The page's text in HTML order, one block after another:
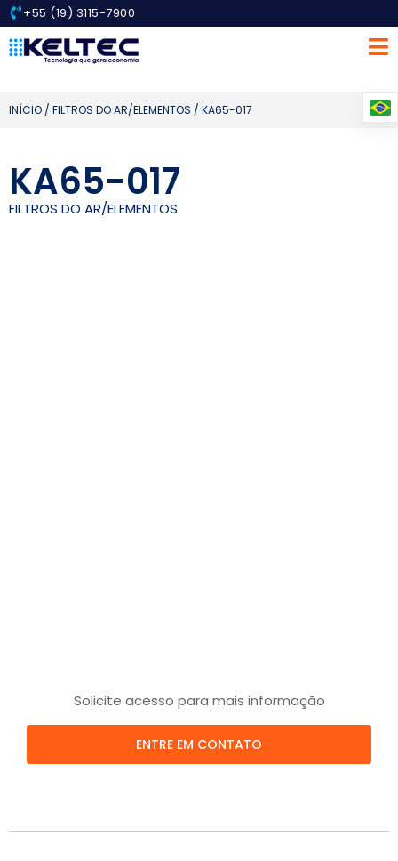
+55 (19) 3115-7900
INÍCIO / FILTROS DO AR/ELEMENTOS / KA65-017
KA65-017
FILTROS DO AR/ELEMENTOS
Solicite acesso para mais informação
ENTRE EM CONTATO